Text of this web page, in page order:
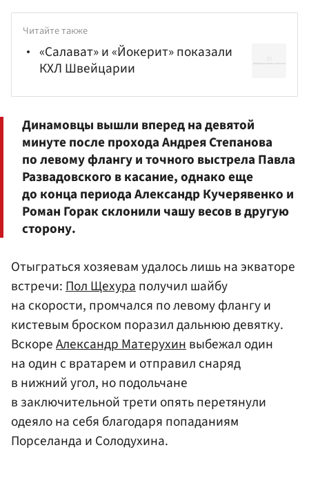
Читайте также
«Салават» и «Йокерит» показали
КХЛ Швейцарии
Динамовцы вышли вперед на девятой
минуте после проходаАндрея Степанова
по левому флангу и точного выстрела Павла
Развадовского в касание, однако еще
до конца периодаАлександр Кучерявенко и
Роман Гораксклонили чашу весов в другую
сторону.
Отыграться хозяевам удалось лишь на экваторе
встречи:Пол Щехураполучил шайбу
на скорости, промчался по левому флангу и
кистевым броском поразил дальнюю девятку.
ВскореАлександр Матерухинвыбежал один
на один с вратарем и отправил снаряд
в нижний угол, но подольчане
в заключительной трети опять перетянули
одеяло на себя благодаря попаданиям
Порселанда и Солодухина.